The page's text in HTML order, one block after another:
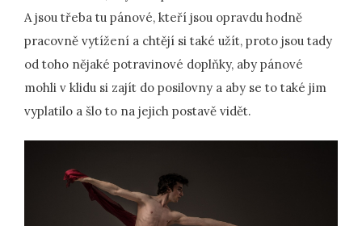
A jsou třeba tu pánové, kteří jsou opravdu hodně
pracovně vytížení a chtějí si také užít, proto jsou tady
od toho nějaké potravinové doplňky, aby pánové
mohli v klidu si zajít do posilovny a aby se to také jim
vyplatilo a šlo to na jejich postavě vidět.